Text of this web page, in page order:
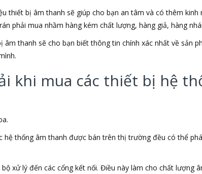
thiết bị âm thanh sẽ giúp cho bạn an tâm và có thêm kinh
phải mua nhầm hàng kém chất lượng, hàng giả, hàng
thanh sẽ cho bạn biết thông tin chính xác nhất về sản
khi mua các thiết bị hệ
hệ thống âm thanh được bán trên thị trường đều có thể
xử lý đến các cổng kết nối. Điều này làm cho chất lượng